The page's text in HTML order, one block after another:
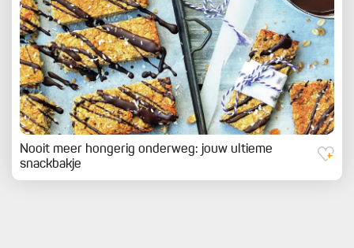
Nooit meer hongerig onderweg: jouw ultieme
snackbakje